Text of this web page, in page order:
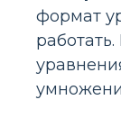
формат